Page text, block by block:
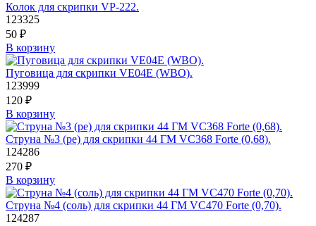
Колок для скрипки VP-222.
123325
50 ₽
В корзину
Пуговица для скрипки VE04E (WBO).
123999
120 ₽
В корзину
Струна №3 (ре) для скрипки 44 ГМ VC368 Forte (0,68).
124286
270 ₽
В корзину
Струна №4 (соль) для скрипки 44 ГМ VC470 Forte (0,70).
124287